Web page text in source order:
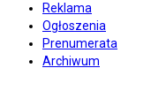
Reklama
Ogłoszenia
Prenumerata
Archiwum